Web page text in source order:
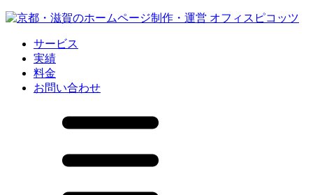
サービス
実績
料金
お問い合わせ